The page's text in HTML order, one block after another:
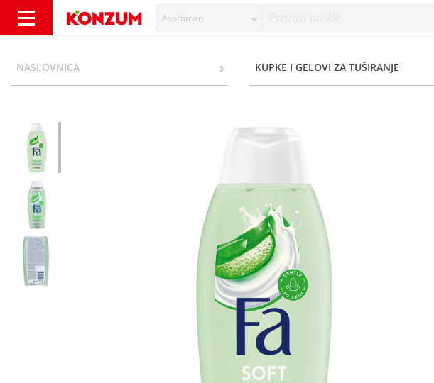
Asortiman
NASLOVNICA KUPKE I GELOVI ZA TUŠIRANJE